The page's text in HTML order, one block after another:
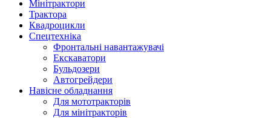
Мінітрактори
Трактора
Квадроцикли
Спецтехніка
Фронтальні навантажувачі
Екскаватори
Бульдозери
Автогрейдери
Навісне обладнання
Для мототракторів
Для мінітракторів